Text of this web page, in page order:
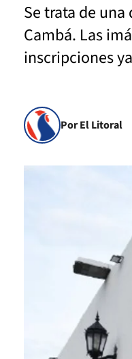
Se trata de
Cambá. Las
inscripciones
Por El Litoral